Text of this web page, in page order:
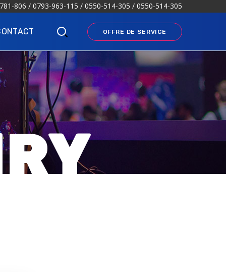
806 / 0793-963-115 / 0550-514-305 / 0550-514-305
OFFRE DE SERVICE